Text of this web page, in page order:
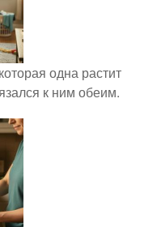
одна растит
к ним обеим.